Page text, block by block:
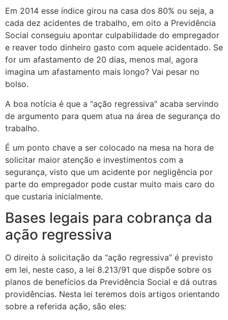
Em 2014 esse índice girou na casa dos 80% ou seja, a
cada dez acidentes de trabalho, em oito a Previdência
Social conseguiu apontar culpabilidade do empregador
e reaver todo dinheiro gasto com aquele acidentado. Se
for um afastamento de 20 dias, menos mal, agora
imagina um afastamento mais longo? Vai pesar no
bolso.
A boa notícia é que a “ação regressiva” acaba servindo
de argumento para quem atua na área de segurança do
trabalho.
É um ponto chave a ser colocado na mesa na hora de
solicitar maior atenção e investimentos com a
segurança, visto que um acidente por negligência por
parte do empregador pode custar muito mais caro do
que custaria inicialmente.
Bases legais para cobrança da
ação regressiva
O direito à solicitação da “ação regressiva” é previsto
em lei, neste caso, a lei 8.213/91 que dispõe sobre os
planos de benefícios da Previdência Social e dá outras
providências. Nesta lei teremos dois artigos orientando
sobre a referida ação, são eles: